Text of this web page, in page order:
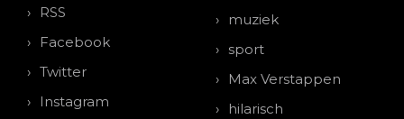
RSS
Facebook
Twitter
Instagram
muziek
sport
Max Verstappen
hilarisch